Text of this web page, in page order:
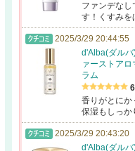
ファンデな
す！くすみ
2025/3/29 20:44:55
d'Alba(ダル
ァーストア
ラム
6
香りがとにか
保湿もしっ
2025/3/29 20:43:20
d'Alba(ダルバ